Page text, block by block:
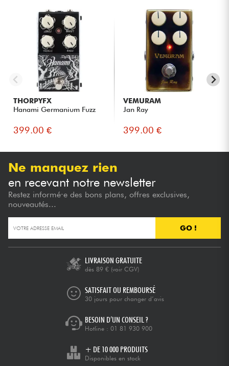
THORPYFX
Hanami Germanium Fuzz
399.00 €
VEMURAM
Jan Ray
399.00 €
Ne manquez rien
en recevant notre newsletter
Restez informé·e des bons plans, offres exclusives,
nouveautés...
GO !
LIVRAISON GRATUITE
dès 89 € (voir CGV)
SATISFAIT OU REMBOURSÉ
30 jours pour changer d’avis
BESOIN D’UN CONSEIL ?
Hotline : 01 81 930 900
+ DE 10 000 PRODUITS
Disponibles en stock